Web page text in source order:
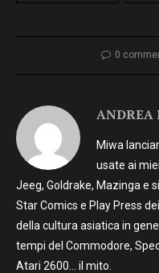
0
ANDREA
Miwa
usate ai
Jeeg, Goldrake, Mazinga e
Star Comics e Play Press
della cultura asiatica in
tempi del Commodore,
Atari 2600… il mito.